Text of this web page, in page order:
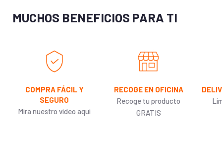
MUCHOS BENEFICIOS PARA TI
COMPRA FÁCIL Y
SEGURO
Mira nuestro video aquí
RECOGE EN OFICINA
Recoge tu producto
GRATIS